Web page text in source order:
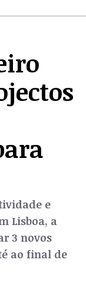
e
Lisboa, a
3 novos
ao final de